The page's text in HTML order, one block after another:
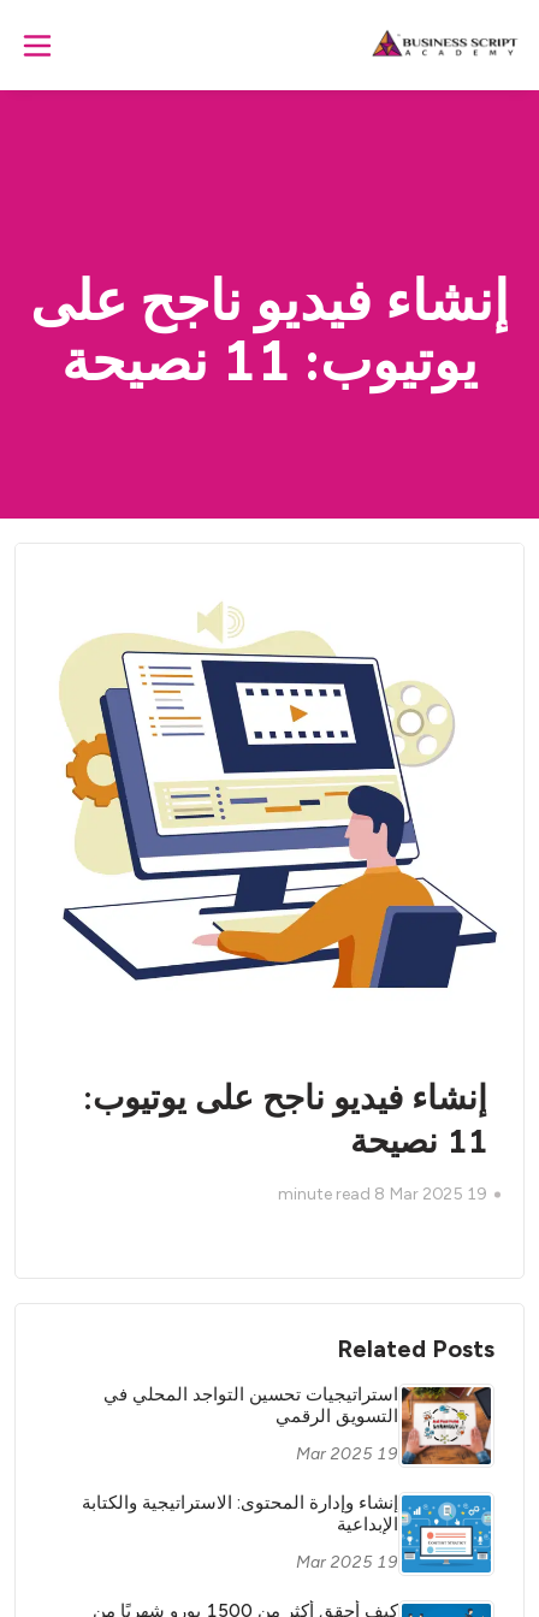
إنشاء فيديو ناجح على
يوتيوب: 11 نصيحة
إنشاء فيديو ناجح على يوتيوب:
11 نصيحة
19 Mar 2025
8
minute read
Related Posts
استراتيجيات تحسين التواجد المحلي في
التسويق الرقمي
19 Mar 2025
إنشاء وإدارة المحتوى: الاستراتيجية والكتابة
الإبداعية
19 Mar 2025
كيف أحقق أكثر من 1500 يورو شهريًا من